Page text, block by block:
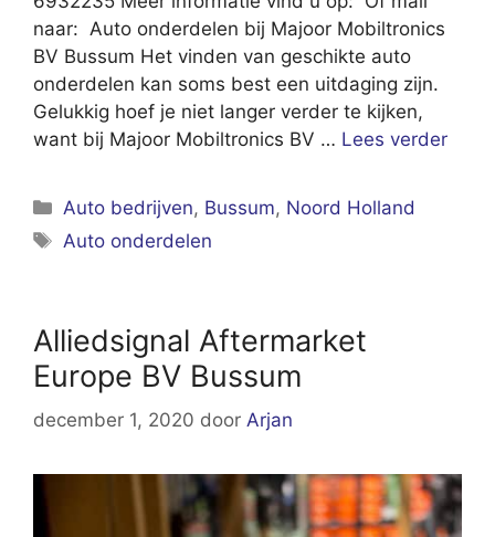
naar: Auto onderdelen bij Majoor Mobiltronics
BV Bussum Het vinden van geschikte auto
onderdelen kan soms best een uitdaging zijn.
Gelukkig hoef je niet langer verder te kijken,
want bij Majoor Mobiltronics BV … Lees verder
Categorieën
Auto bedrijven, Bussum, Noord Holland
Tags
Auto onderdelen
Alliedsignal Aftermarket
Europe BV Bussum
december 1, 2020 door Arjan